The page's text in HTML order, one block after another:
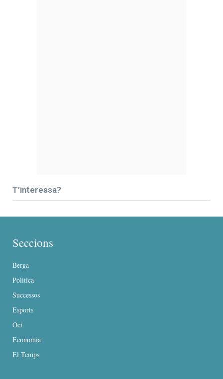
T’interessa?
Seccions
Berga
Política
Successos
Esports
Oci
Economia
El Temps